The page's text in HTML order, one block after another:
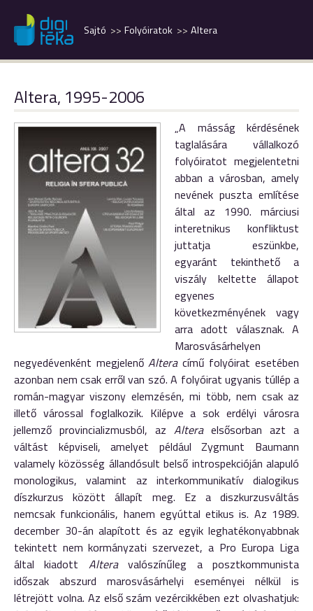
Altera
Folyóiratok
Sajtó
Altera, 1995-2006
„A másság kérdésének
taglalására vállalkozó
folyóiratot megjelentetni
abban a városban, amely
nevének puszta említése
által az 1990. márciusi
interetnikus konfliktust
juttatja eszünkbe,
egyaránt tekinthető a
viszály keltette állapot
egyenes
következményének vagy
arra adott válasznak. A
Marosvásárhelyen
negyedévenként megjelenőAlteracímű folyóirat esetében
azonban nem csak erről van szó. A folyóirat ugyanis túllép a
román-magyar viszony elemzésén, mi több, nem csak az
illető várossal foglalkozik. Kilépve a sok erdélyi városra
jellemző provincializmusból, az Alteraelsősorban azt a
váltást képviseli, amelyet például Zygmunt Baumann
valamely közösség állandósult belső introspekcióján alapuló
monologikus, valamint az interkommunikatív dialogikus
díszkurzus között állapít meg. Ez a diszkurzusváltás
nemcsak funkcionális, hanem egyúttal etikus is. Az 1989.
december 30-án alapított és az egyik leghatékonyabbnak
tekintett nem kormányzati szervezet, a Pro Europa Liga
által kiadott Alteravalószínűleg a posztkommunista
időszak abszurd marosvásárhelyi eseményei nélkül is
létrejött volna. Az első szám vezércikkében ezt olvashatjuk: